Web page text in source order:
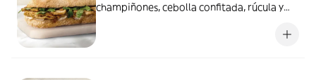
champiñones, cebolla confitada, rúcula y